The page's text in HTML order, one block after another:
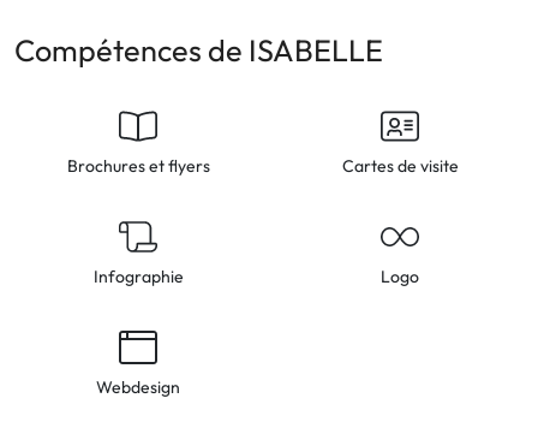
Compétences de ISABELLE
Brochures et flyers Cartes de visite
Infographie Logo
Webdesign